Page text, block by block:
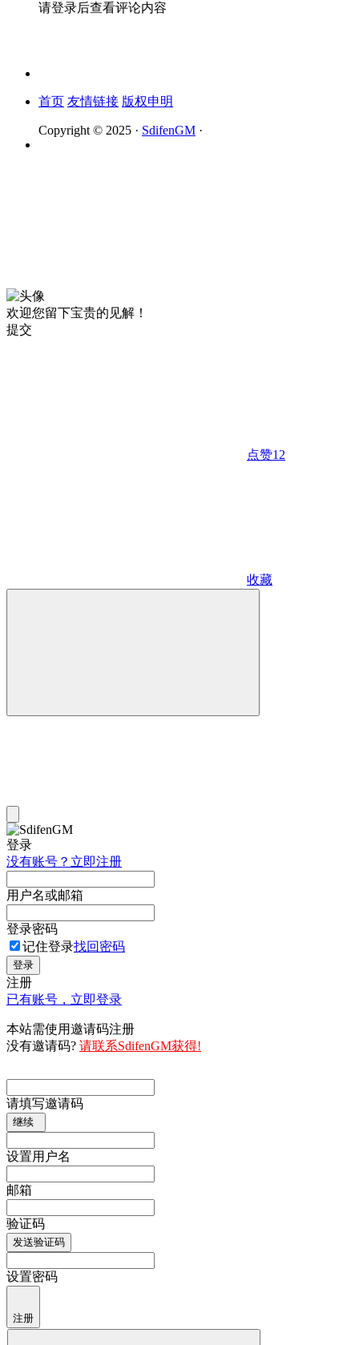
请登录后查看评论内容
首页 友情链接 版权申明
Copyright © 2025 · SdifenGM ·
欢迎您留下宝贵的见解！
提交
点赞12
收藏
登录
没有账号？立即注册
用户名或邮箱
登录密码
记住登录找回密码
登录
注册
已有账号，立即登录
本站需使用邀请码注册
没有邀请码? 请联系SdifenGM获得!
请填写邀请码
继续
设置用户名
邮箱
验证码
发送验证码
设置密码
注册